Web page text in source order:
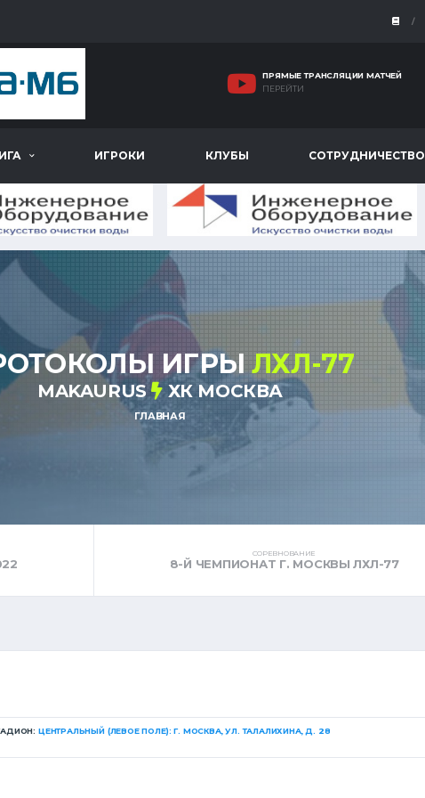
ПРЯМЫЕ ТРАНСЛЯЦИИ МАТЧЕЙ
ПЕРЕЙТИ
ИГРОКИ КЛУБЫ СОТРУДНИЧЕСТВО
ИГРЫЛХЛ-77
MAKAURUS ХК МОСКВА
ГЛАВНАЯ
СОРЕВНОВАНИЕ
8-Й ЧЕМПИОНАТ Г. МОСКВЫ ЛХЛ-77
ЦЕНТРАЛЬНЫЙ (ЛЕВОЕ ПОЛЕ): Г. МОСКВА, УЛ. ТАЛАЛИХИНА, Д. 28